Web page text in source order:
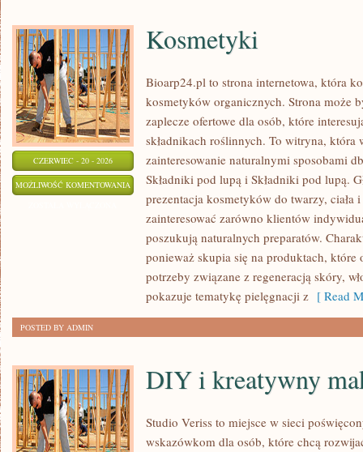
CZERWIEC - 20 - 2026
MOŻLIWOŚĆ KOMENTOWANIA KOSMETYKI
Kosmetyki
Bioarp24.pl to strona internetowa, która
kosmetyków organicznych. Strona może
zaplecze ofertowe dla osób, które
składnikach roślinnych. To witryna, która
zainteresowanie naturalnymi sposobami
Składniki pod lupą i Składniki pod lupą.
prezentacja kosmetyków do twarzy, ciała
zainteresować zarówno klientów
poszukują naturalnych preparatów.
ponieważ skupia się na produktach, które
potrzeby związane z regeneracją skóry,
pokazuje tematykę pielęgnacji z [ Read
POSTED BY ADMIN
DIY i kreatywny
Studio Veriss to miejsce w sieci
wskazówkom dla osób, które chcą